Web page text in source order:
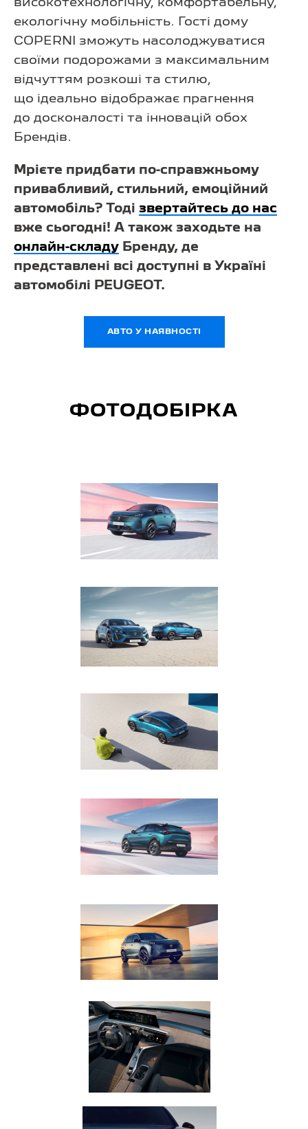
високотехнологічну, комфортабельну,
екологічну мобільність. Гості дому
COPERNI зможуть насолоджуватися
своїми подорожами з максимальним
відчуттям розкоші та стилю,
що ідеально відображає прагнення
до досконалості та інновацій обох
Брендів.
Мрієте придбати по-справжньому
привабливий, стильний, емоційний
автомобіль? Тоді звертайтесь до наc
вже сьогодні! А також заходьте на
онлайн-складу Бренду, де
представлені всі доступні в Україні
автомобілі PEUGEOT.
АВТО У НАЯВНОСТІ
ФОТОДОБІРКА